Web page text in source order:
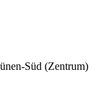
Süd (Zentrum)